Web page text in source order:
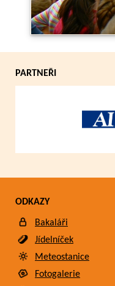
PARTNEŘI
ODKAZY
Bakaláři
Jídelníček
Meteostanice
Fotogalerie